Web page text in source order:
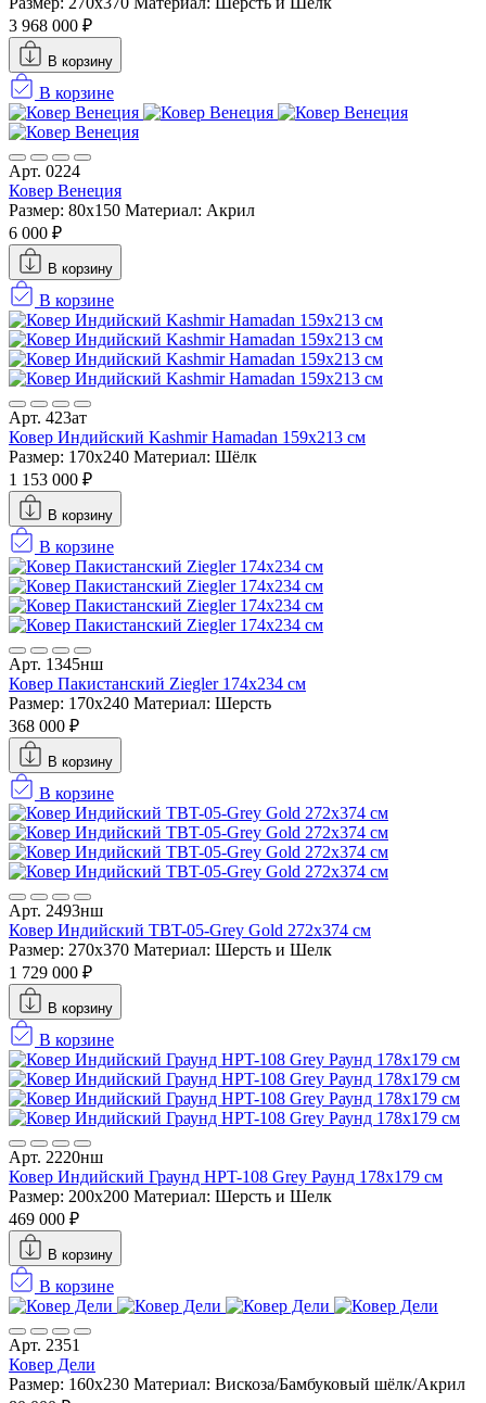
3 968 000 ₽
В корзину
В корзине
Арт. 0224
Ковер Венеция
Размер: 80x150 Материал: Акрил
6 000 ₽
В корзину
В корзине
Арт. 423ат
Ковер Индийский Kashmir Hamadan 159x213 см
Размер: 170x240 Материал: Шёлк
1 153 000 ₽
В корзину
В корзине
Арт. 1345нш
Ковер Пакистанский Ziegler 174x234 см
Размер: 170x240 Материал: Шерсть
368 000 ₽
В корзину
В корзине
Арт. 2493нш
Ковер Индийский TBT-05-Grey Gold 272x374 см
Размер: 270x370 Материал: Шерсть и Шелк
1 729 000 ₽
В корзину
В корзине
Арт. 2220нш
Ковер Индийский Граунд HPT-108 Grey Раунд 178x179 см
Размер: 200x200 Материал: Шерсть и Шелк
469 000 ₽
В корзину
В корзине
Арт. 2351
Ковер Дели
Размер: 160х230 Материал: Вискоза/Бамбуковый шёлк/Акрил